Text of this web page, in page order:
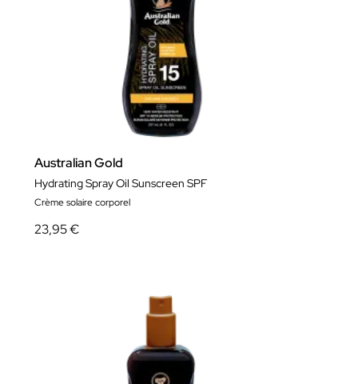
Australian Gold
Hydrating Spray Oil Sunscreen SPF
Crème solaire corporel
23,95 €